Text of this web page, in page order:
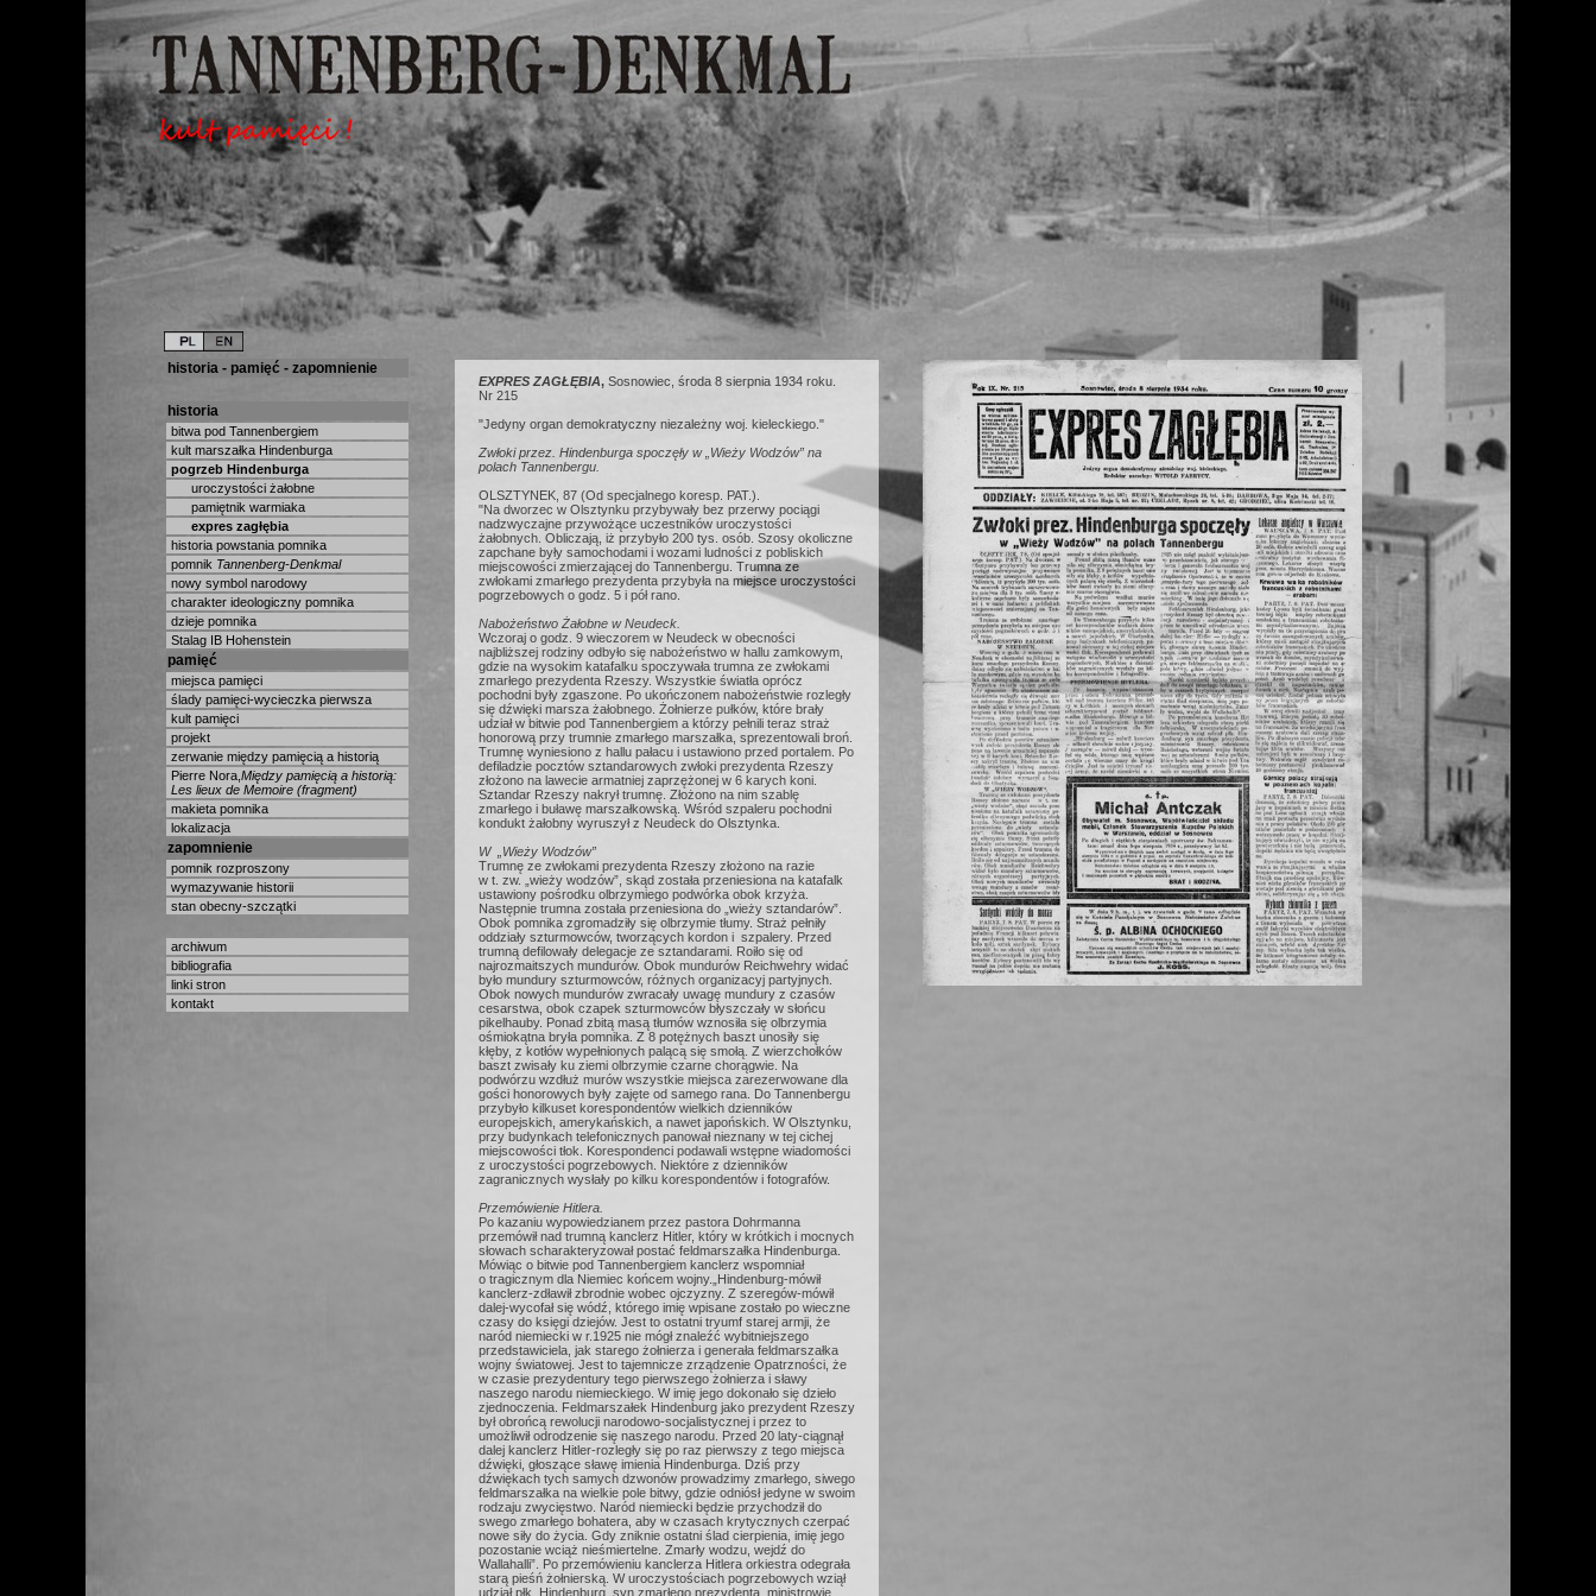
historia - pamięć - zapomnienie
historia
bitwa pod Tannenbergiem
kult marszałka Hindenburga
pogrzeb Hindenburga
uroczystości żałobne
pamiętnik warmiaka
expres zagłębia
historia powstania pomnika
pomnik Tannenberg-Denkmal
nowy symbol narodowy
charakter ideologiczny pomnika
dzieje pomnika
Stalag IB Hohenstein
pamięć
miejsca pamięci
ślady pamięci-wycieczka pierwsza
kult pamięci
projekt
zerwanie między pamięcią a historią
Pierre Nora, Między pamięcią a historią:
Les lieux de Memoire (fragment)
makieta pomnika
lokalizacja
zapomnienie
pomnik rozproszony
wymazywanie historii
stan obecny-szczątki
archiwum
bibliografia
linki stron
kontakt
EXPRES ZAGŁĘBIA, Sosnowiec, środa 8 sierpnia 1934 roku.
Nr 215
"Jedyny organ demokratyczny niezależny woj. kieleckiego."
Zwłoki przez. Hindenburga spoczęły w „Wieży Wodzów” na
polach Tannenbergu.
OLSZTYNEK, 87 (Od specjalnego koresp. PAT.).
"Na dworzec w Olsztynku przybywały bez przerwy pociągi
nadzwyczajne przywożące uczestników uroczystości
żałobnych. Obliczają, iż przybyło 200 tys. osób. Szosy okoliczne
zapchane były samochodami i wozami ludności z pobliskich
miejscowości zmierzającej do Tannenbergu. Trumna ze
zwłokami zmarłego prezydenta przybyła na miejsce uroczystości
pogrzebowych o godz. 5 i pół rano.
Nabożeństwo Żałobne w Neudeck.
Wczoraj o godz. 9 wieczorem w Neudeck w obecności
najbliższej rodziny odbyło się nabożeństwo w hallu zamkowym,
gdzie na wysokim katafalku spoczywała trumna ze zwłokami
zmarłego prezydenta Rzeszy. Wszystkie światła oprócz
pochodni były zgaszone. Po ukończonem nabożeństwie rozległy
się dźwięki marsza żałobnego. Żołnierze pułków, które brały
udział w bitwie pod Tannenbergiem a którzy pełnili teraz straż
honorową przy trumnie zmarłego marszałka, sprezentowali broń.
Trumnę wyniesiono z hallu pałacu i ustawiono przed portalem. Po
defiladzie pocztów sztandarowych zwłoki prezydenta Rzeszy
złożono na lawecie armatniej zaprzężonej w 6 karych koni.
Sztandar Rzeszy nakrył trumnę. Złożono na nim szablę
zmarłego i buławę marszałkowską. Wśród szpaleru pochodni
kondukt żałobny wyruszył z Neudeck do Olsztynka.
W „Wieży Wodzów”
Trumnę ze zwłokami prezydenta Rzeszy złożono na razie
w t. zw. „wieży wodzów”, skąd została przeniesiona na katafalk
ustawiony pośrodku olbrzymiego podwórka obok krzyża.
Następnie trumna została przeniesiona do „wieży sztandarów”.
Obok pomnika zgromadziły się olbrzymie tłumy. Straż pełniły
oddziały szturmowców, tworzących kordon i szpalery. Przed
trumną defilowały delegacje ze sztandarami. Roiło się od
najrozmaitszych mundurów. Obok mundurów Reichwehry widać
było mundury szturmowców, różnych organizacyj partyjnych.
Obok nowych mundurów zwracały uwagę mundury z czasów
cesarstwa, obok czapek szturmowców błyszczały w słońcu
pikelhauby. Ponad zbitą masą tłumów wznosiła się olbrzymia
ośmiokątna bryła pomnika. Z 8 potężnych baszt unosiły się
kłęby, z kotłów wypełnionych palącą się smołą. Z wierzchołków
baszt zwisały ku ziemi olbrzymie czarne chorągwie. Na
podwórzu wzdłuż murów wszystkie miejsca zarezerwowane dla
gości honorowych były zajęte od samego rana. Do Tannenbergu
przybyło kilkuset korespondentów wielkich dzienników
europejskich, amerykańskich, a nawet japońskich. W Olsztynku,
przy budynkach telefonicznych panował nieznany w tej cichej
miejscowości tłok. Korespondenci podawali wstępne wiadomości
z uroczystości pogrzebowych. Niektóre z dzienników
zagranicznych wysłały po kilku korespondentów i fotografów.
Przemówienie Hitlera.
Po kazaniu wypowiedzianem przez pastora Dohrmanna
przemówił nad trumną kanclerz Hitler, który w krótkich i mocnych
słowach scharakteryzował postać feldmarszałka Hindenburga.
Mówiąc o bitwie pod Tannenbergiem kanclerz wspomniał
o tragicznym dla Niemiec końcem wojny.„Hindenburg-mówił
kanclerz-zdławił zbrodnie wobec ojczyzny. Z szeregów-mówił
dalej-wycofał się wódź, którego imię wpisane zostało po wieczne
czasy do księgi dziejów. Jest to ostatni tryumf starej armji, że
naród niemiecki w r.1925 nie mógł znaleźć wybitniejszego
przedstawiciela, jak starego żołnierza i generała feldmarszałka
wojny światowej. Jest to tajemnicze zrządzenie Opatrzności, że
w czasie prezydentury tego pierwszego żołnierza i sławy
naszego narodu niemieckiego. W imię jego dokonało się dzieło
zjednoczenia. Feldmarszałek Hindenburg jako prezydent Rzeszy
był obrońcą rewolucji narodowo-socjalistycznej i przez to
umożliwił odrodzenie się naszego narodu. Przed 20 laty-ciągnął
dalej kanclerz Hitler-rozległy się po raz pierwszy z tego miejsca
dźwięki, głoszące sławę imienia Hindenburga. Dziś przy
dźwiękach tych samych dzwonów prowadzimy zmarłego, siwego
feldmarszałka na wielkie pole bitwy, gdzie odniósł jedyne w swoim
rodzaju zwycięstwo. Naród niemiecki będzie przychodził do
swego zmarłego bohatera, aby w czasach krytycznych czerpać
nowe siły do życia. Gdy zniknie ostatni ślad cierpienia, imię jego
pozostanie wciąż nieśmiertelne. Zmarły wodzu, wejdź do
Wallahalli”. Po przemówieniu kanclerza Hitlera orkiestra odegrała
starą pieśń żołnierską. W uroczystościach pogrzebowych wziął
udział płk. Hindenburg, syn zmarłego prezydenta, ministrowie